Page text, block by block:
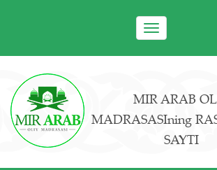
Toggle
navigation
MIR ARAB
MADRASASIning
SAYTI